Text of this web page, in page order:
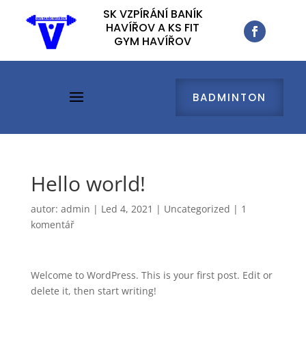
SK VZPÍRÁNÍ BANÍK
HAVÍŘOV A KS FIT
GYM HAVÍŘOV
BADMINTON
SK VZPÍRÁNÍ BANÍK
HAVÍŘOV A KS FIT
GYM HAVÍŘOV
BADMINTON
Hello world!
autor: admin | Led 4, 2021 | Uncategorized | 1
komentář
Welcome to WordPress. This is your first post. Edit or
delete it, then start writing!